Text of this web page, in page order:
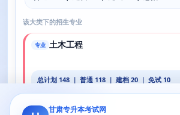
该大类下的招生专业
专业 土木工程
总计划 148 ｜ 普通 118 ｜ 建档 20 ｜ 免试 10
甘肃专升本考试网
首页 题库